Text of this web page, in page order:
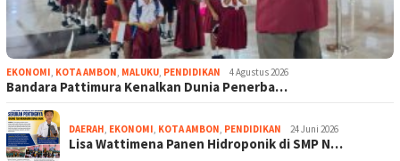
EKONOMI KOTA AMBON MALUKU PENDIDIKAN 4 Agustus 2026
Bandara Pattimura Kenalkan Dunia Penerba…
DAERAH EKONOMI KOTA AMBON PENDIDIKAN 24 Juni 2026
Lisa Wattimena Panen Hidroponik di SMP N…